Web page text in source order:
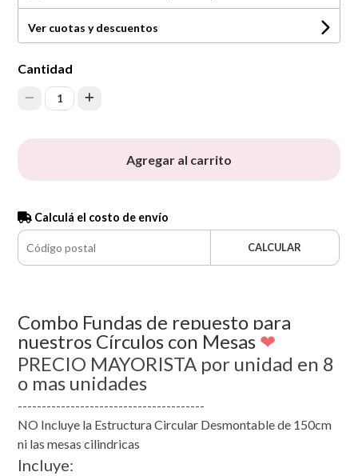
Ver cuotas y descuentos
Cantidad
1
Agregar al carrito
Calculá el costo de envío
CALCULAR
Combo Fundas de repuesto para
nuestros Círculos con Mesas ❤
PRECIO MAYORISTA por unidad en 8
o mas unidades
---------------------------------------
NO Incluye la Estructura Circular Desmontable de 150cm
ni las mesas cilindricas
Incluye: